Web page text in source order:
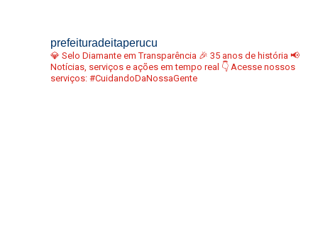
prefeituradeitaperucu
💎 Selo Diamante em Transparência 🎉 35 anos de história 📢
Notícias, serviços e ações em tempo real 👇 Acesse nossos
serviços: #CuidandoDaNossaGente